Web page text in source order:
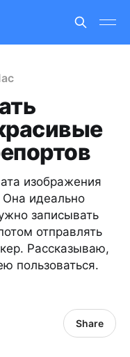
изображения
Она идеально
записывать
отправлять
Рассказываю,
пользоваться.
Share